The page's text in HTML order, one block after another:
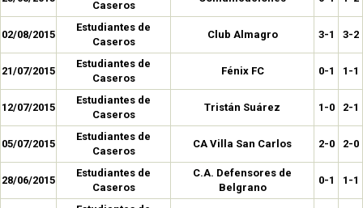
Caseros
02/08/2015
Estudiantes de
Caseros
Club Almagro 3-1 3-2
21/07/2015
Estudiantes de
Caseros
Fénix FC 0-1 1-1
12/07/2015
Estudiantes de
Caseros
Tristán Suárez 1-0 2-1
05/07/2015
Estudiantes de
Caseros
CA Villa San Carlos 2-0 2-0
28/06/2015
Estudiantes de
Caseros
C.A. Defensores de
Belgrano
0-1 1-1